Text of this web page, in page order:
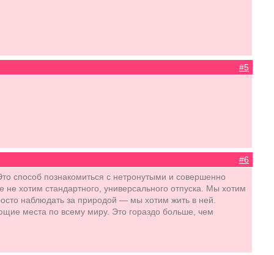
#5
#6
способ познакомиться с нетронутыми и совершенно
хотим стандартного, универсального отпуска. Мы хотим
наблюдать за природой — мы хотим жить в ней.
места по всему миру. Это гораздо больше, чем